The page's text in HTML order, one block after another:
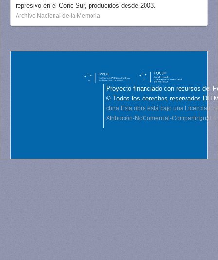
represivo en el Cono Sur, producidos desde 2003.
Archivo Nacional de la Memoria
Proyecto financiado con recursos del
© Todos los derechos reservados DH
cbna Esta obra está bajo una Licencia
Atribución-NoComercial-CompartirIgual